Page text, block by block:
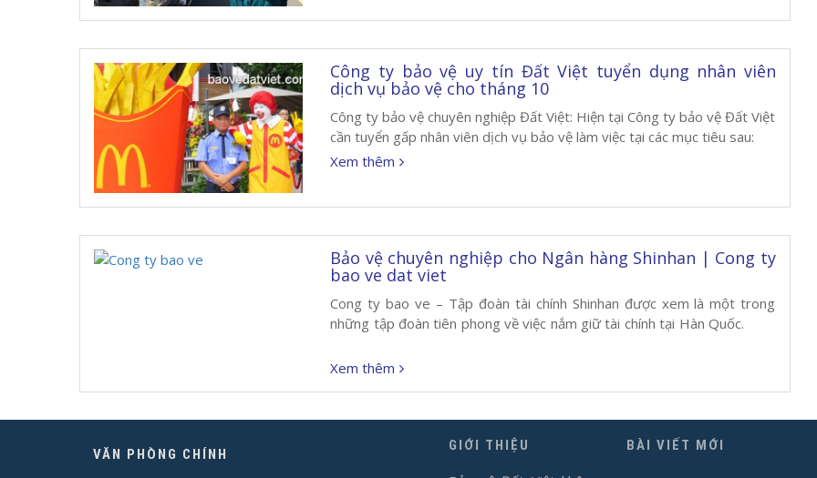
Công ty bảo vệ uy tín Đất Việt tuyển dụng nhân viên
dịch vụ bảo vệ cho tháng 10
Công ty bảo vệ chuyên nghiệp Đất Việt: Hiện tại Công ty bảo vệ Đất Việt
cần tuyển gấp nhân viên dịch vụ bảo vệ làm việc tại các mục tiêu sau:
Xem thêm
Bảo vệ chuyên nghiệp cho Ngân hàng Shinhan | Cong ty
bao ve dat viet
Cong ty bao ve – Tập đoàn tài chính Shinhan được xem là một trong
những tập đoàn tiên phong về việc nắm giữ tài chính tại Hàn Quốc.
Xem thêm
VĂN PHÒNG CHÍNH
GIỚI THIỆU BÀI VIẾT MỚI